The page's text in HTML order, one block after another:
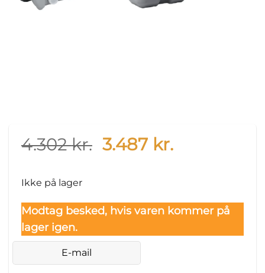
4.302kr. Original
3.487 kr.Current
Ikke på lager
Modtag besked, hvis varen kommer på
lager igen.